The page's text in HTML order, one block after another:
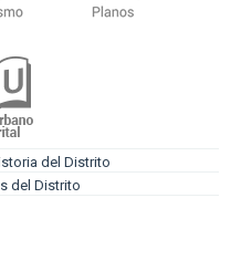
del Distrito
del Distrito